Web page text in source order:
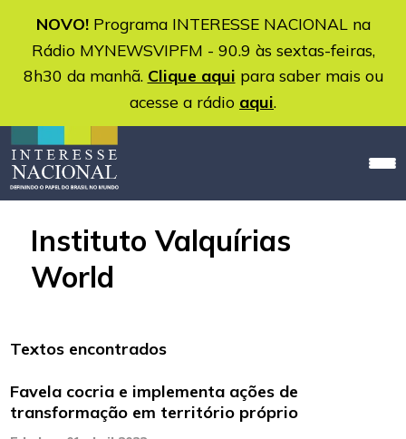
NOVO!Programa INTERESSE NACIONAL na
Rádio MYNEWSVIPFM - 90.9 às sextas-feiras,
8h30 da manhã. Clique aqui para saber mais ou
acesse a rádio aqui.
Instituto Valquírias
World
Textos encontrados
Favela cocria e implementa ações de
transformação em território próprio